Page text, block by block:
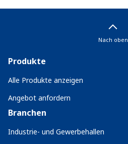
Nach oben
Produkte
Alle Produkte anzeigen
Angebot anfordern
Branchen
Industrie- und Gewerbehallen